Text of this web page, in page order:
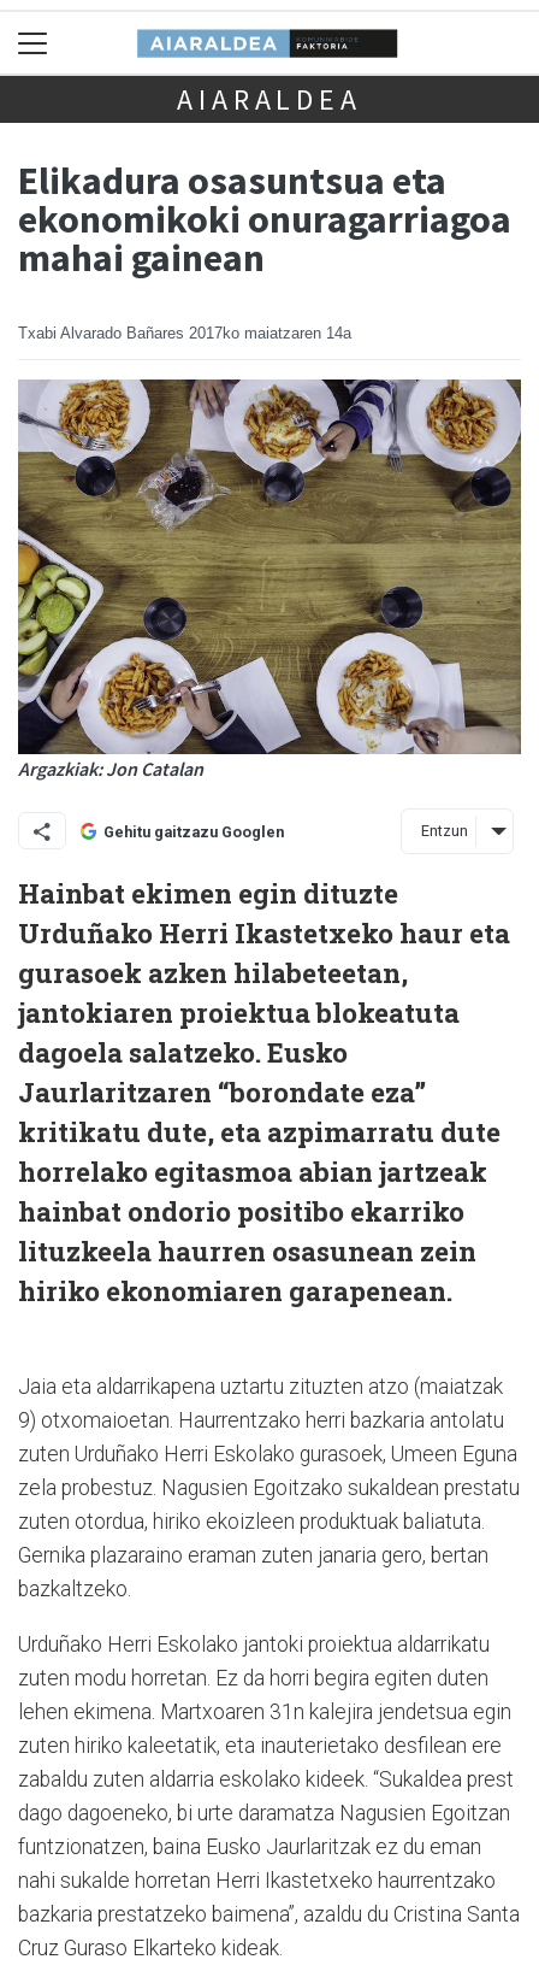
AIARALDEA
Elikadura osasuntsua eta
ekonomikoki onuragarriagoa
mahai gainean
Txabi Alvarado Bañares 2017ko maiatzaren 14a
Argazkiak: Jon Catalan
Gehitu gaitzazu Googlen Entzun
Hainbat ekimen egin dituzte
Urduñako Herri Ikastetxeko haur eta
gurasoek azken hilabeteetan,
jantokiaren proiektua blokeatuta
dagoela salatzeko. Eusko
Jaurlaritzaren “borondate eza”
kritikatu dute, eta azpimarratu dute
horrelako egitasmoa abian jartzeak
hainbat ondorio positibo ekarriko
lituzkeela haurren osasunean zein
hiriko ekonomiaren garapenean.
Jaia eta aldarrikapena uztartu zituzten atzo (maiatzak
9) otxomaioetan. Haurrentzako herri bazkaria antolatu
zuten Urduñako Herri Eskolako gurasoek, Umeen Eguna
zela probestuz. Nagusien Egoitzako sukaldean prestatu
zuten otordua, hiriko ekoizleen produktuak baliatuta.
Gernika plazaraino eraman zuten janaria gero, bertan
bazkaltzeko.
Urduñako Herri Eskolako jantoki proiektua aldarrikatu
zuten modu horretan. Ez da horri begira egiten duten
lehen ekimena. Martxoaren 31n kalejira jendetsua egin
zuten hiriko kaleetatik, eta inauterietako desfilean ere
zabaldu zuten aldarria eskolako kideek. “Sukaldea prest
dago dagoeneko, bi urte daramatza Nagusien Egoitzan
funtzionatzen, baina Eusko Jaurlaritzak ez du eman
nahi sukalde horretan Herri Ikastetxeko haurrentzako
bazkaria prestatzeko baimena”, azaldu du Cristina Santa
Cruz Guraso Elkarteko kideak.